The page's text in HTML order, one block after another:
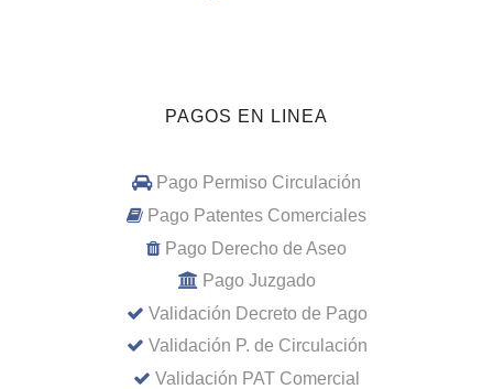
PAGOS EN LINEA
Pago Permiso Circulación
Pago Patentes Comerciales
Pago Derecho de Aseo
Pago Juzgado
Validación Decreto de Pago
Validación P. de Circulación
Validación PAT Comercial